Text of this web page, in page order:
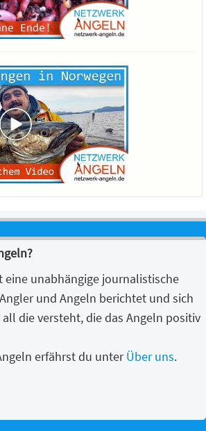
eine unabhängige journalistische
und Angeln berichtet und sich
die versteht, die das Angeln positiv
erfährst du unterÜber uns.